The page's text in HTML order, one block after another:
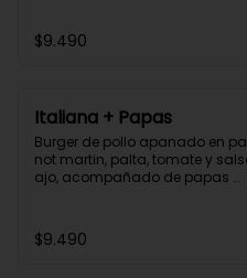
$9.490
Italiana + Papas
Burger de pollo apanado en
not martin, palta, tomate y
ajo, acompañado de papas
$9.490